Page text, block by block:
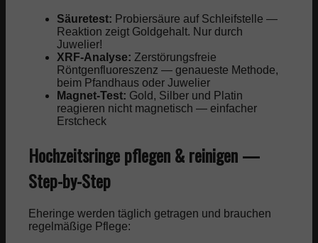
Säuretest: Probiersäure auf Schleifstelle —
Reaktion zeigt Goldgehalt. Nur durch
Juwelier!
XRF-Analyse: Zerstörungsfreie
Röntgenfluoreszenz — genaueste Methode,
beim Pfandhaus oder Juwelier
Magnet-Test: Gold, Silber und Platin
reagieren nicht magnetisch — einfacher
Erstcheck
Hochzeitsringe pflegen & reinigen —
Step-by-Step
Eheringe werden täglich getragen und brauchen
regelmäßige Pflege: